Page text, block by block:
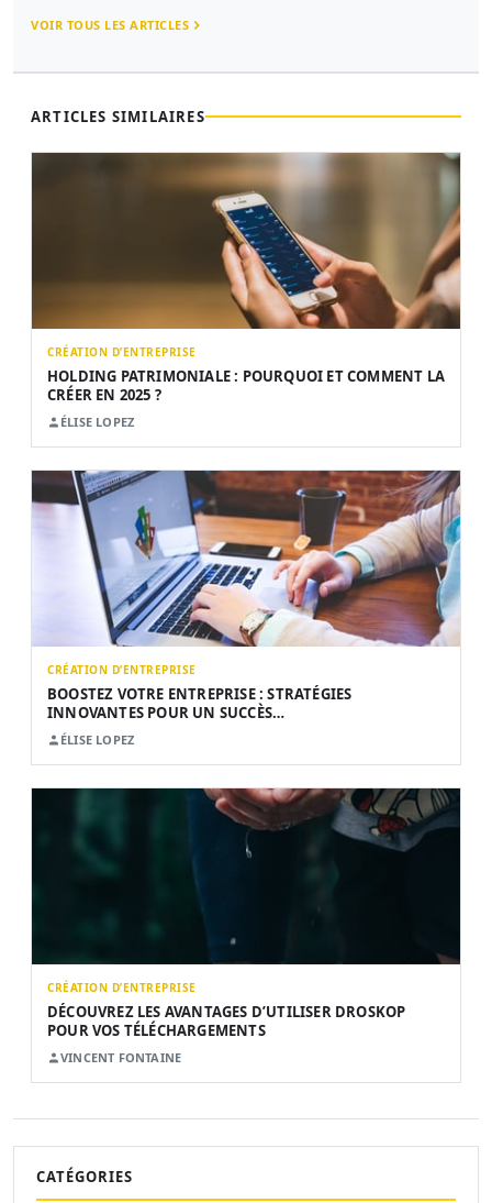
VOIR TOUS LES ARTICLES
ARTICLES SIMILAIRES
CRÉATION D’ENTREPRISE
HOLDING PATRIMONIALE : POURQUOI ET COMMENT LA
CRÉER EN 2025 ?
ÉLISE LOPEZ
CRÉATION D’ENTREPRISE
BOOSTEZ VOTRE ENTREPRISE : STRATÉGIES
INNOVANTES POUR UN SUCCÈS…
ÉLISE LOPEZ
CRÉATION D’ENTREPRISE
DÉCOUVREZ LES AVANTAGES D’UTILISER DROSKOP
POUR VOS TÉLÉCHARGEMENTS
VINCENT FONTAINE
CATÉGORIES